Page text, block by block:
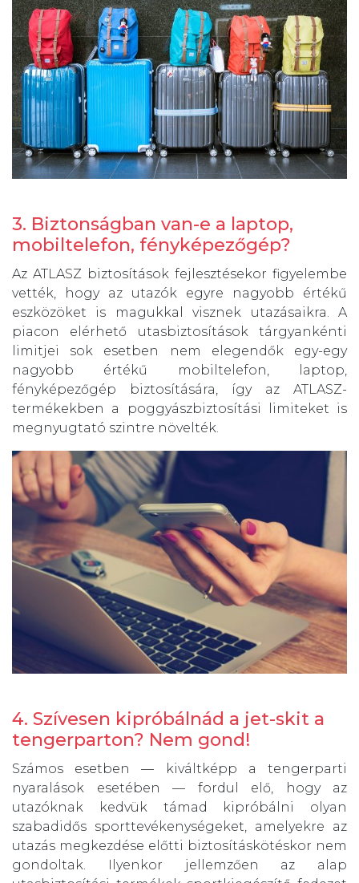
3. Biztonságban van-e a laptop,
mobiltelefon, fényképezőgép?
Az ATLASZ biztosítások fejlesztésekor figyelembe
vették, hogy az utazók egyre nagyobb értékű
eszközöket is magukkal visznek utazásaikra. A
piacon elérhető utasbiztosítások tárgyankénti
limitjei sok esetben nem elegendők egy-egy
nagyobb értékű mobiltelefon, laptop,
fényképezőgép biztosítására, így az ATLASZ-
termékekben a poggyászbiztosítási limiteket is
megnyugtató szintre növelték.
4. Szívesen kipróbálnád a jet-skit a
tengerparton? Nem gond!
Számos esetben — kiváltképp a tengerparti
nyaralások esetében — fordul elő, hogy az
utazóknak kedvük támad kipróbálni olyan
szabadidős sporttevékenységeket, amelyekre az
utazás megkezdése előtti biztosításkötéskor nem
gondoltak. Ilyenkor jellemzően az alap